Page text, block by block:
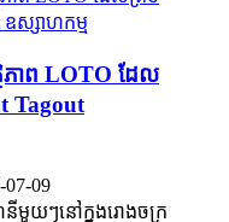
ភាព LOTO ដែល
Tagout
07-09
មួយៗនៅក្នុងរោងចក្រ